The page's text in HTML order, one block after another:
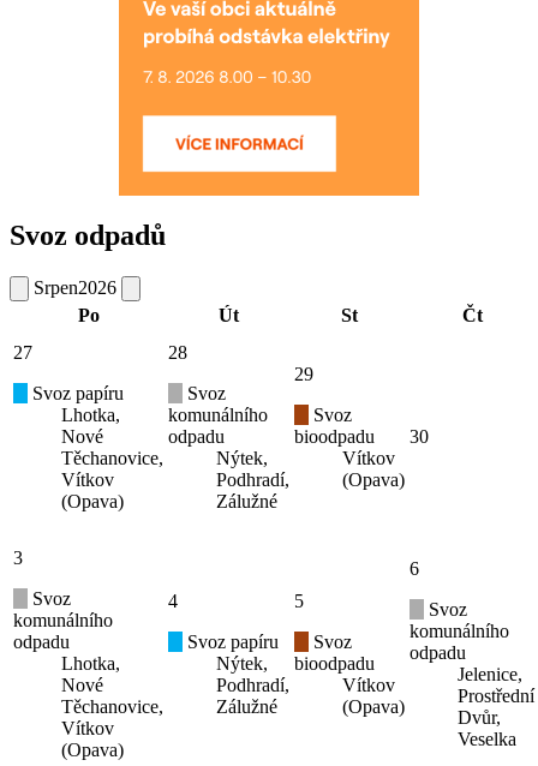
Svoz odpadů
Srpen2026
Po
Út St
Čt
27
Svoz papíru
Lhotka,
Nové
Těchanovice,
Vítkov
(Opava)
28
Svoz
komunálního
odpadu
Nýtek,
Podhradí,
Zálužné
29
Svoz
bioodpadu
Vítkov
(Opava)
30
3
Svoz
komunálního
odpadu
Lhotka,
Nové
Těchanovice,
Vítkov
(Opava)
4
Svoz papíru
Nýtek,
Podhradí,
Zálužné
5
Svoz
bioodpadu
Vítkov
(Opava)
6
Svoz
komunálního
odpadu
Jelenice,
Prostřední
Dvůr,
Veselka